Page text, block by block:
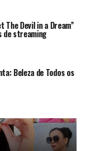
The Devil in a Dream”
de streaming
Beleza de Todos os